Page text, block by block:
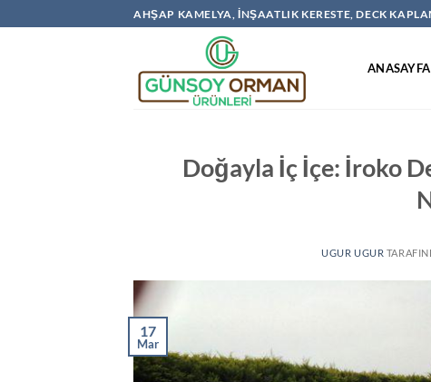
AHŞAP KAMELYA, İNŞAATLIK KERESTE, DECK
ANASAYFA
Doğayla İç İçe: İroko
UGUR UGUR
17
Mar